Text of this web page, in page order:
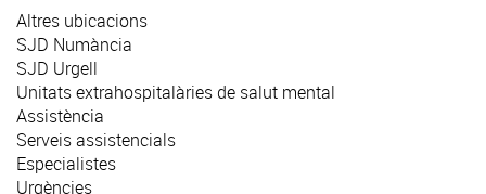
Altres ubicacions
SJD Numància
SJD Urgell
Unitats extrahospitalàries de salut mental
Assistència
Serveis assistencials
Especialistes
Urgències